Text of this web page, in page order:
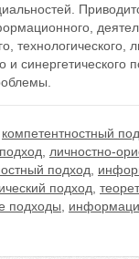
технологического,
и синергетического
компетентностный
, личностно-
подход,
подход,
подходы,